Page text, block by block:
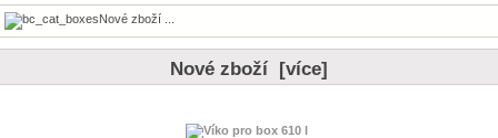
Nové zboží ...
Nové zboží [více]